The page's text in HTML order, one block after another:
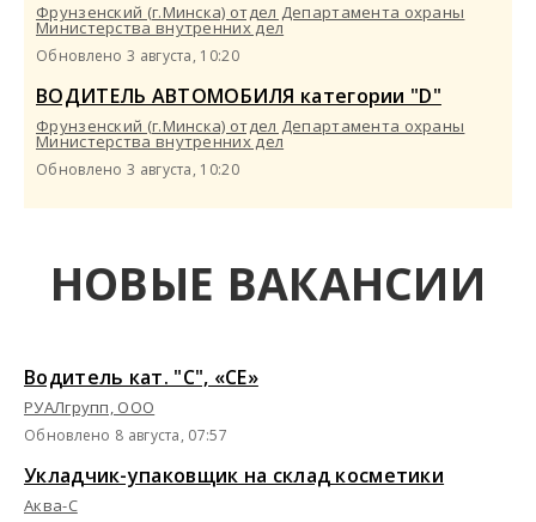
Фрунзенский (г.Минска) отдел Департамента охраны
Министерства внутренних дел
Обновлено 3 августа, 10:20
ВОДИТЕЛЬ АВТОМОБИЛЯ категории "D"
Фрунзенский (г.Минска) отдел Департамента охраны
Министерства внутренних дел
Обновлено 3 августа, 10:20
НОВЫЕ ВАКАНСИИ
Водитель кат. "С", «СЕ»
РУАЛгрупп, ООО
Обновлено 8 августа, 07:57
Укладчик-упаковщик на склад косметики
Аква-С